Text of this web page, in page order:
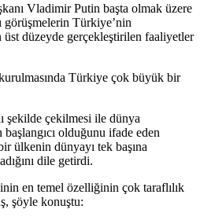
Vladimir Putin başta olmak üzere
görüşmelerin Türkiye’nin
düzeyde gerçekleştirilen faaliyetler
Türkiye çok büyük bir
şekilde çekilmesi ile dünya
olduğunu ifade eden
ülkenin dünyayı tek başına
dile getirdi.
en temel özelliğinin çok taraflılık
şöyle konuştu: